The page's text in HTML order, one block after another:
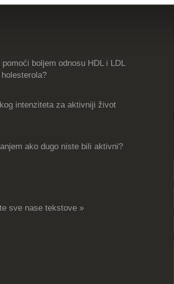
boljem odnosu HDL i LDL
holesterola?
intenziteta za aktivniji život
ako dugo niste bili aktivni?
sve nase tekstove »